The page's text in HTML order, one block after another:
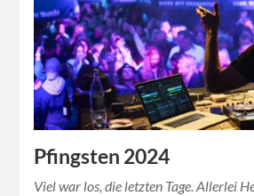
Pfingsten 2024
Viel war los, die letzten Tage. Allerlei